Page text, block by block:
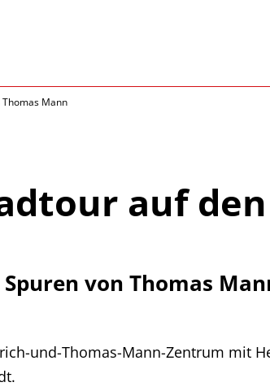
Mann
auf
von Thomas
und-Thomas-Mann-Zentrum mit